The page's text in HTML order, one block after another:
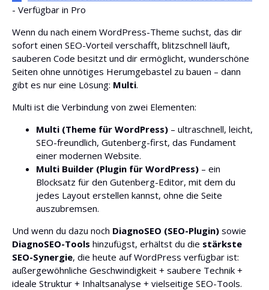
- Verfügbar in Pro
Wenn du nach einem WordPress-Theme suchst, das dir
sofort einen SEO-Vorteil verschafft, blitzschnell läuft,
sauberen Code besitzt und dir ermöglicht, wunderschöne
Seiten ohne unnötiges Herumgebastel zu bauen – dann
gibt es nur eine Lösung: Multi.
Multi ist die Verbindung von zwei Elementen:
Multi (Theme für WordPress) – ultraschnell, leicht,
SEO-freundlich, Gutenberg-first, das Fundament
einer modernen Website.
Multi Builder (Plugin für WordPress) – ein
Blocksatz für den Gutenberg-Editor, mit dem du
jedes Layout erstellen kannst, ohne die Seite
auszubremsen.
Und wenn du dazu noch DiagnoSEO (SEO-Plugin) sowie
DiagnoSEO-Tools hinzufügst, erhältst du die stärkste
SEO-Synergie, die heute auf WordPress verfügbar ist:
außergewöhnliche Geschwindigkeit + saubere Technik +
ideale Struktur + Inhaltsanalyse + vielseitige SEO-Tools.